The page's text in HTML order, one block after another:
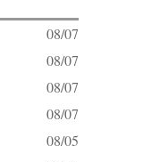
08/07
08/07
08/07
08/07
08/05